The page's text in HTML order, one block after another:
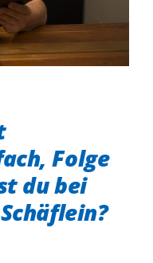
Folge
du bei